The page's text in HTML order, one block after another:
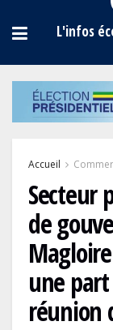
Accueil
Secteur
de
une
réunion